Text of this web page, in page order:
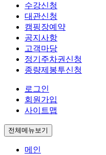
수강신청
대관신청
캠핑장예약
공지사항
고객마당
정기주차권신청
종량제봉투신청
로그인
회원가입
사이트맵
전체메뉴보기
메인